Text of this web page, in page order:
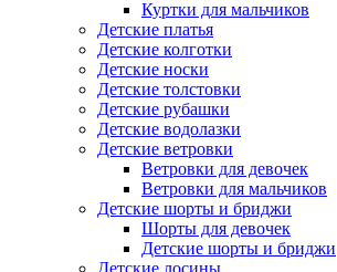
Куртки для мальчиков
Детские платья
Детские колготки
Детские носки
Детские толстовки
Детские рубашки
Детские водолазки
Детские ветровки
Ветровки для девочек
Ветровки для мальчиков
Детские шорты и бриджи
Шорты для девочек
Детские шорты и бриджи
Детские лосины